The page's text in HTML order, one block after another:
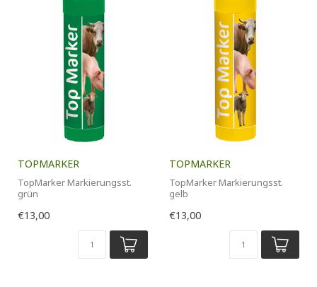
TOPMARKER
TopMarker Markierungsst.
grün
€13,00
TOPMARKER
TopMarker Markierungsst.
gelb
€13,00